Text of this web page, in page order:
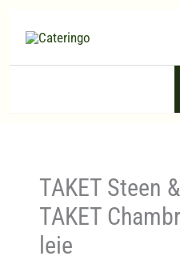
TAKET Steen
TAKET
leie